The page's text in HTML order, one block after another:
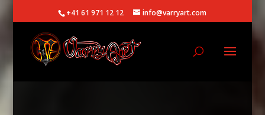
+41 61 971 12 12 info@varryart.com